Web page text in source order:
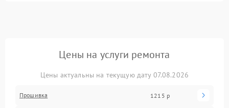
Цены на услуги ремонта
Цены актуальны на текущую дату 07.08.2026
Прошивка 1215 р